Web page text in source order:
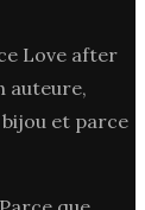
Love after
auteure,
et parce